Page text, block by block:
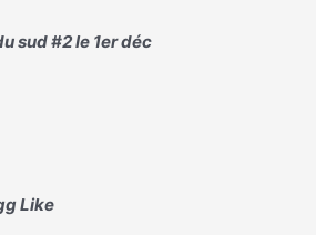
sud #2 le 1er déc
Like